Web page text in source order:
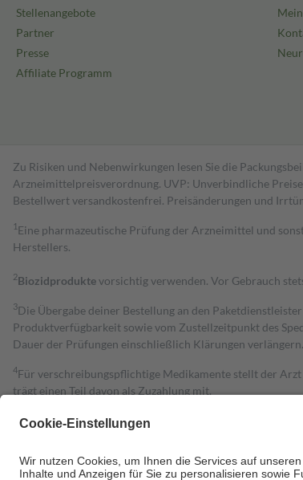
Stellenangebote
Partner
Presse
Affiliate Programm
Zu Risiken und Nebenwirkungen lesen Sie die
Arzneimittelpreisverordnung. UVP: Unverbindliche
Bestell­wert versand­kosten­frei. Preisänderungen und
1 Eine pharmazeutische Prüfung der Arzneimittel und
Herstellers.
2Biozidproduktevorsichtig verwenden. Vor Gebrauch
3Die Übergabe deiner Bestellung an den
Produktverfügbarkeit sowie vom Zustellzeitpunkt des
Dauer der Prüfungen einschließlich Klärungen verlängern.
4Für verschreibungspflichtige Medikamente stellt der
trägt einen Teil davon als Zuzahlung mit.
zu entrichten.
Bei Heilmitteln und häuslicher Krankenpflege beträgt die
Um das Engagement der Versicherten für ihre eigene